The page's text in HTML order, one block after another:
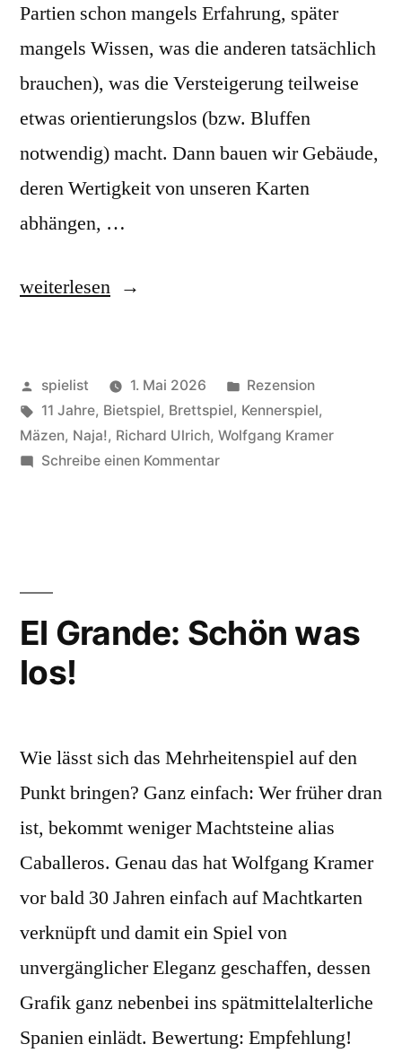
Partien schon mangels Erfahrung, später
mangels Wissen, was die anderen tatsächlich
brauchen), was die Versteigerung teilweise
etwas orientierungslos (bzw. Bluffen
notwendig) macht. Dann bauen wir Gebäude,
deren Wertigkeit von unseren Karten
abhängen, …
„Fürsten
ausgebremst!“
weiterlesen
Veröffentlicht
von
spielist 1. Mai 2026
Veröffentlicht
in
Rezension
Schlagwörter:
11 Jahre, Bietspiel, Brettspiel, Kennerspiel,
Mäzen, Naja!, Richard Ulrich, Wolfgang Kramer
Schreibe einen Kommentarzu
El Grande: Schön was
los!
Wie lässt sich das Mehrheitenspiel auf den
Punkt bringen? Ganz einfach: Wer früher dran
ist, bekommt weniger Machtsteine alias
Caballeros. Genau das hat Wolfgang Kramer
vor bald 30 Jahren einfach auf Machtkarten
verknüpft und damit ein Spiel von
unvergänglicher Eleganz geschaffen, dessen
Grafik ganz nebenbei ins spätmittelalterliche
Spanien einlädt. Bewertung: Empfehlung!